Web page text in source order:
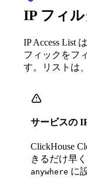
IP フィ
IP Access List
フィックをフ
す。リストは
サービスの
ClickHouse
きるだけ早
anywhere に